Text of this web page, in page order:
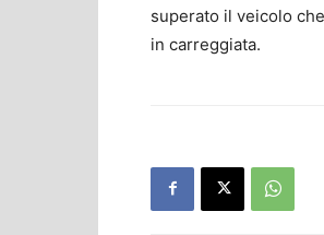
superato il veicolo
in carreggiata.